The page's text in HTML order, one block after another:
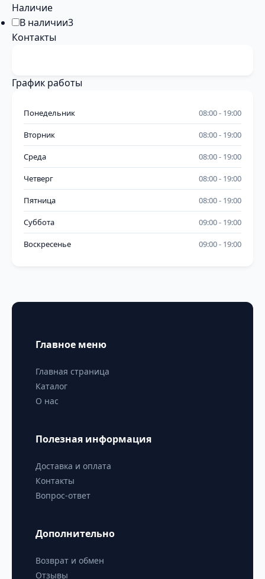
Наличие
В наличии3
Контакты
График работы
Понедельник 08:00 19:00
Вторник 08:00 19:00
Среда 08:00 19:00
Четверг 08:00 19:00
Пятница 08:00 19:00
Суббота 09:00 19:00
Воскресенье 09:00 19:00
Главное меню
Главная страница
Каталог
О нас
Полезная информация
Доставка и оплата
Контакты
Вопрос-ответ
Дополнительно
Возврат и обмен
Отзывы